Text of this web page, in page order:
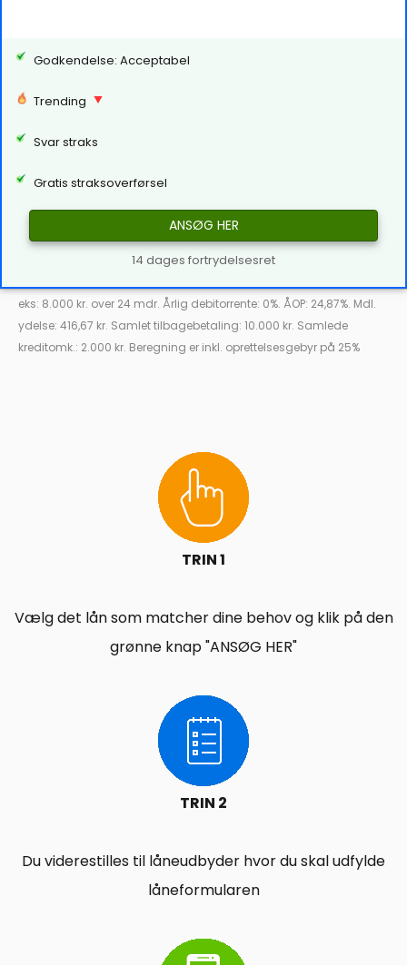
Godkendelse: Acceptabel
Trending
Svar straks
Gratis straksoverførsel
ANSØG HER
14 dages fortrydelsesret
eks: 8.000 kr. over 24 mdr. Årlig debitorrente: 0%. ÅOP: 24,87%. Mdl.
ydelse: 416,67 kr. Samlet tilbagebetaling: 10.000 kr. Samlede
kreditomk.: 2.000 kr. Beregning er inkl. oprettelsesgebyr på 25%
TRIN 1
Vælg det lån som matcher dine behov og klik på den
grønne knap "ANSØG HER"
TRIN 2
Du viderestilles til låneudbyder hvor du skal udfylde
låneformularen